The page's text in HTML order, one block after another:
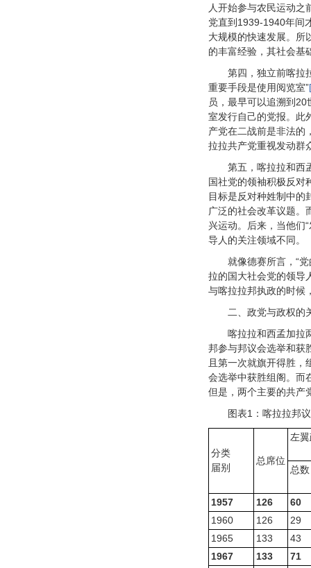
人开始参与农民运动之
党直到1939-1940年间
大规模的快速发展。所
的丰富经验，其社会基
第四，独立前喀拉
重要手段是使用阅览室”
员，最早可以追溯到
室发行自己的党报。此
产党在二战前是非法的
拉拉共产党重视发动群
第五，喀拉拉和西
国社党的领袖积极反对
目标是反对种姓制中的
广泛的社会改革议题。
兴运动。后来，当他们
导人的关注领域不同。
就像德赛所言，“
拉的国大社会党的领导
与喀拉拉邦执政的时候
二、政党与政权的
喀拉拉和西孟加拉
邦参与邦议会选举和获
且第一次就旗开得胜
会选举中获胜组阁。而
但是，两个主要的共产
图表1：喀拉拉邦
分类
届别
总席位
左
总数
1957 126
60
1960
126
29
1965
133
43
1967
133
71